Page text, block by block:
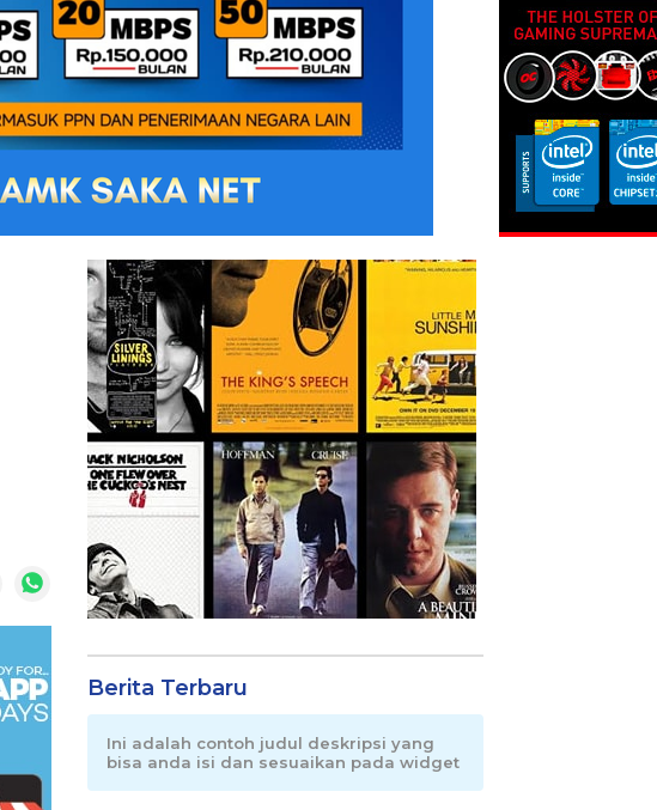
Berita Terbaru
Ini adalah contoh judul deskripsi yang
bisa anda isi dan sesuaikan pada widget